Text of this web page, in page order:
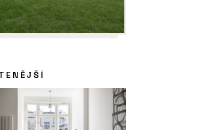
O FIRMĚ
Hi okna Hinton